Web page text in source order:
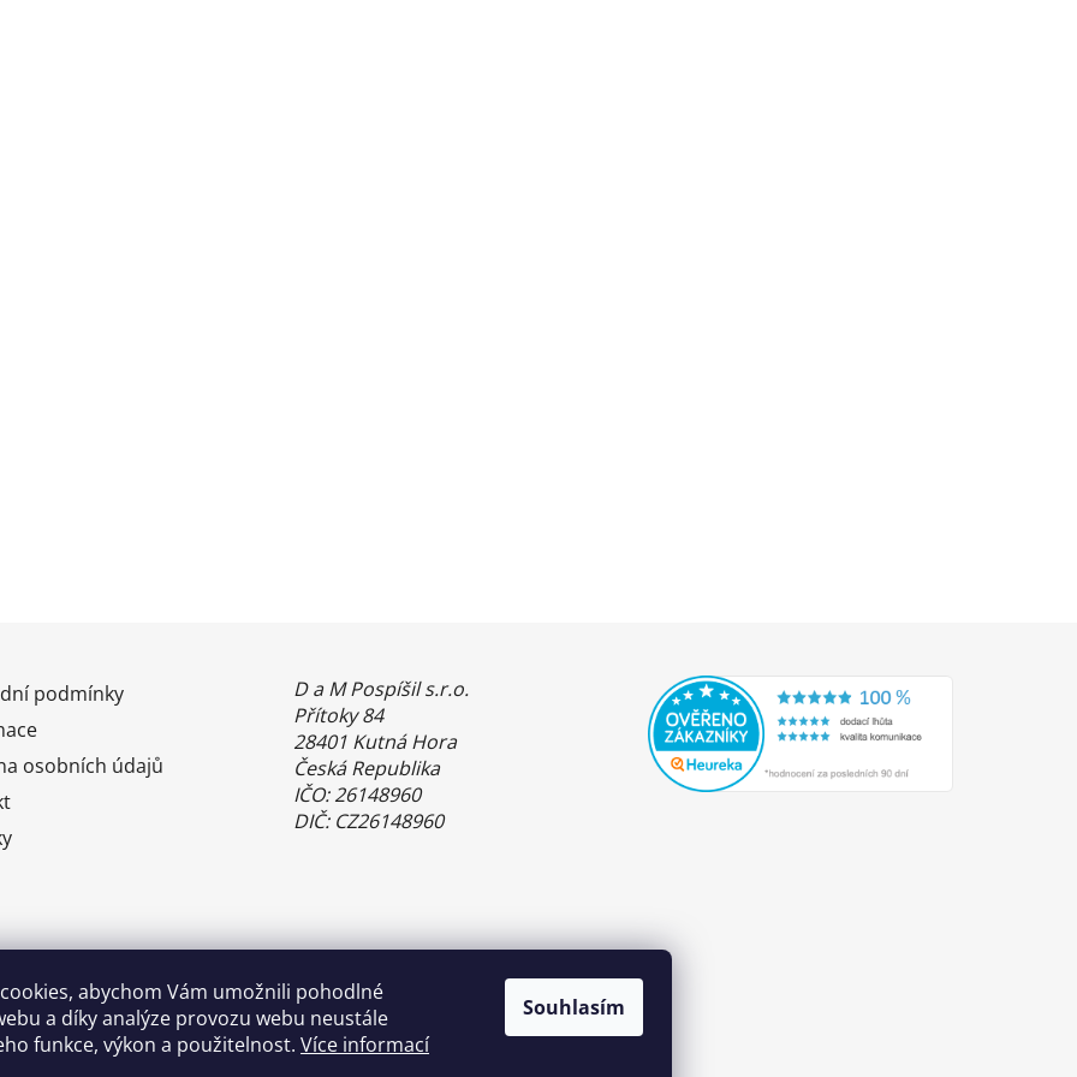
abychom Vám umožnili pohodlné
a díky analýze provozu webu neustále
funkce, výkon a použitelnost. Více informací
Souhlasím
podmínky
osobních údajů
D a M Pospíšil s.r.o.
Přítoky 84
28401 Kutná Hora
Česká Republika
IČO: 26148960
DIČ: CZ26148960
Benefity Pluxee - Sodexo